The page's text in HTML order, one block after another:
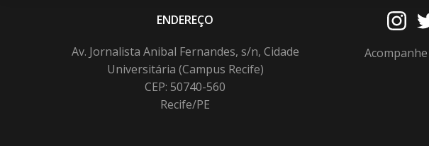
ENDEREÇO
Av. Jornalista Anibal Fernandes, s/n, Cidade
Universitária (Campus Recife)
CEP: 50740-560
Recife/PE